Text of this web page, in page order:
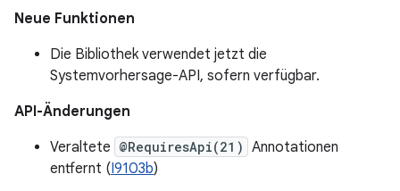
Neue Funktionen
Die Bibliothek verwendet jetzt die
Systemvorhersage-API, sofern verfügbar.
API-Änderungen
Veraltete @RequiresApi(21) Annotationen
entfernt (I9103b)